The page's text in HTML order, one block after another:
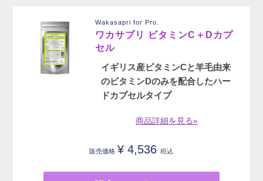
Wakasapri for Pro.
ワカサプリ ビタミンC＋Dカプ
セル
イギリス産ビタミンCと羊毛由来
のビタミンDのみを配合したハー
ドカプセルタイプ
商品詳細を見る»
販売価格 ¥ 4,536 税込